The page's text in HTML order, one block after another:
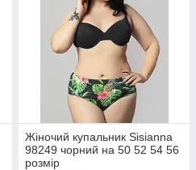
Жіночий купальник Sisianna
98249 чорний на 50 52 54 56
розмір